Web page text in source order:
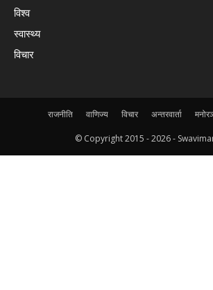
विश्व
स्वास्थ्य
विचार
राजनीति वाणिज्य विचार अन्तरवार्ता
© Copyright 2015 -2026 -